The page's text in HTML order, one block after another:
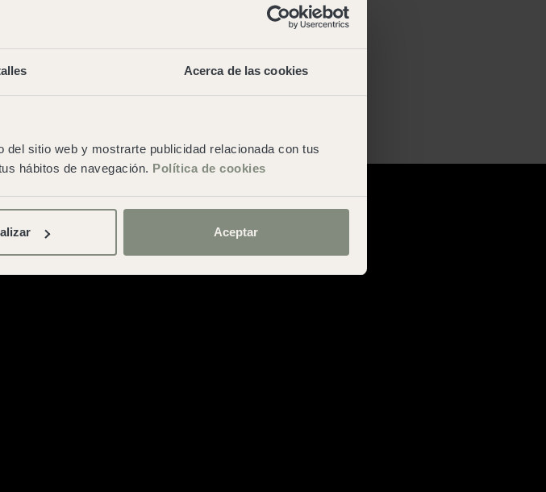
Acerca de las cookies
sitio web y mostrarte publicidad relacionada con tus
hábitos de navegación. Política de cookies
Aceptar
de contratación
Pedraforca
Comunidad
Valenciana
Jávea
San Sebastián